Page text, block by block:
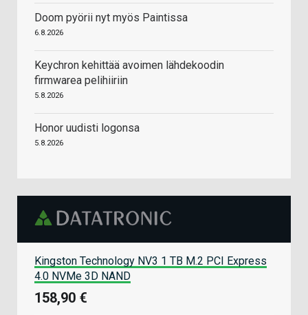
Doom pyörii nyt myös Paintissa
6.8.2026
Keychron kehittää avoimen lähdekoodin
firmwarea pelihiiriin
5.8.2026
Honor uudisti logonsa
5.8.2026
Kingston Technology NV3 1 TB M.2 PCI Express
4.0 NVMe 3D NAND
158,90 €